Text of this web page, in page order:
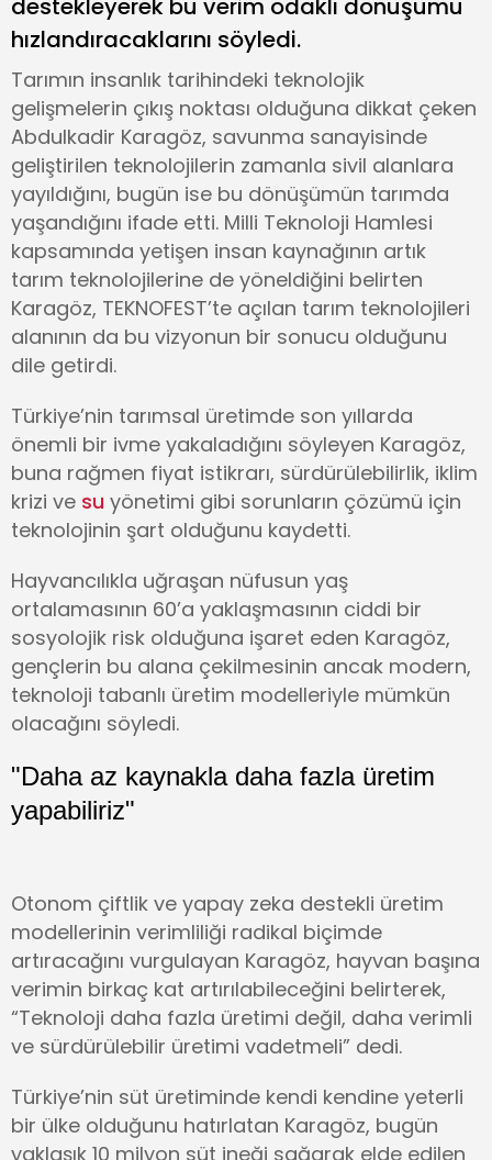
hızlandıracaklarını söyledi.
Tarımın insanlık tarihindeki teknolojik
gelişmelerin çıkış noktası olduğuna dikkat çeken
Abdulkadir Karagöz, savunma sanayisinde
geliştirilen teknolojilerin zamanla sivil alanlara
yayıldığını, bugün ise bu dönüşümün tarımda
yaşandığını ifade etti. Milli Teknoloji Hamlesi
kapsamında yetişen insan kaynağının artık
tarım teknolojilerine de yöneldiğini belirten
Karagöz, TEKNOFEST’te açılan tarım teknolojileri
alanının da bu vizyonun bir sonucu olduğunu
dile getirdi.
Türkiye’nin tarımsal üretimde son yıllarda
önemli bir ivme yakaladığını söyleyen Karagöz,
buna rağmen fiyat istikrarı, sürdürülebilirlik, iklim
krizi ve su yönetimi gibi sorunların çözümü için
teknolojinin şart olduğunu kaydetti.
Hayvancılıkla uğraşan nüfusun yaş
ortalamasının 60’a yaklaşmasının ciddi bir
sosyolojik risk olduğuna işaret eden Karagöz,
gençlerin bu alana çekilmesinin ancak modern,
teknoloji tabanlı üretim modelleriyle mümkün
olacağını söyledi.
"Daha az kaynakla daha fazla üretim
yapabiliriz"
Otonom çiftlik ve yapay zeka destekli üretim
modellerinin verimliliği radikal biçimde
artıracağını vurgulayan Karagöz, hayvan başına
verimin birkaç kat artırılabileceğini belirterek,
“Teknoloji daha fazla üretimi değil, daha verimli
ve sürdürülebilir üretimi vadetmeli” dedi.
Türkiye’nin süt üretiminde kendi kendine yeterli
bir ülke olduğunu hatırlatan Karagöz, bugün
yaklaşık 10 milyon süt ineği sağarak elde edilen